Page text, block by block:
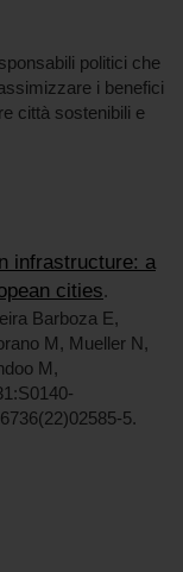
politici che
i benefici
città sostenibili e
infrastructure: a
cities.
Barboza E,
M, Mueller N,
M,
5.